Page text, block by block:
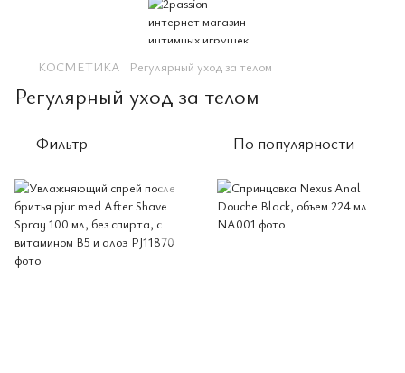
КОСМЕТИКА Регулярный уход за телом
Регулярный уход за телом
Фильтр По популярности